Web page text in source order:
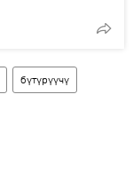
бүтүрүүчү